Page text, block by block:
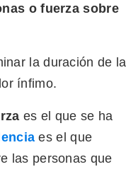
o fuerza sobre
la duración de la
ínfimo.
es el que se ha
es el que
las personas que